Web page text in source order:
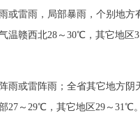
雷雨，局部暴雨，个别地方
温赣西北28～30℃，其它地区
或雷阵雨；全省其它地方阴
27～29℃，其它地区29～31℃